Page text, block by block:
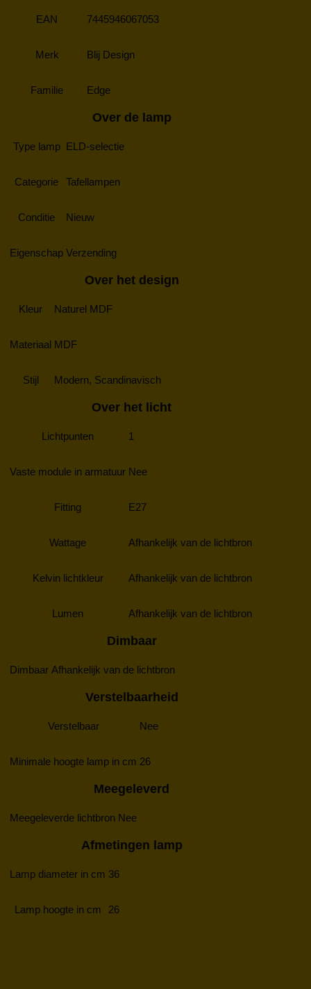
EAN 7445946067053
Merk Blij Design
Familie Edge
Over de lamp
Type lamp ELD-selectie
Categorie Tafellampen
Conditie Nieuw
Eigenschap Verzending
Over het design
Kleur Naturel MDF
Materiaal MDF
Stijl Modern, Scandinavisch
Over het licht
Lichtpunten 1
Vaste module in armatuur Nee
Fitting E27
Wattage Afhankelijk van de lichtbron
Kelvin lichtkleur Afhankelijk van de lichtbron
Lumen Afhankelijk van de lichtbron
Dimbaar
Dimbaar Afhankelijk van de lichtbron
Verstelbaarheid
Verstelbaar Nee
Minimale hoogte lamp in cm 26
Meegeleverd
Meegeleverde lichtbron Nee
Afmetingen lamp
Lamp diameter in cm 36
Lamp hoogte in cm 26